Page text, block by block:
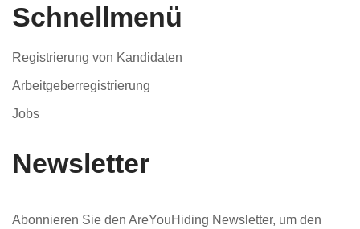
Schnellmenü
Registrierung von Kandidaten
Arbeitgeberregistrierung
Jobs
Newsletter
Abonnieren Sie den AreYouHiding Newsletter, um den